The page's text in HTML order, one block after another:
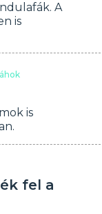
A
is
is
fel a